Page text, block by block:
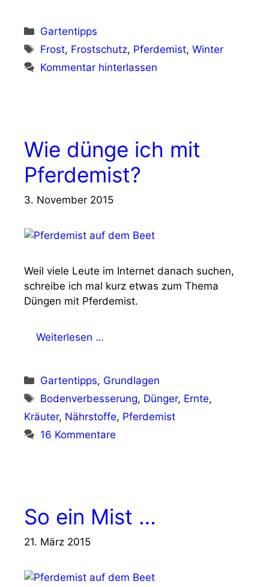
Kategorien
Gartentipps
Schlagwörter
Frost, Frostschutz, Pferdemist,Winter
Kommentar hinterlassen
Wie dünge ich mit
Pferdemist?
3. November 2015
Weil viele Leute im Internet danach suchen,
schreibe ich mal kurz etwas zum Thema
Düngen mit Pferdemist.
Weiterlesen …
Kategorien
Gartentipps, Grundlagen
Schlagwörter
Bodenverbesserung, Dünger, Ernte,
Kräuter, Nährstoffe, Pferdemist
16 Kommentare
So ein Mist …
21. März 2015